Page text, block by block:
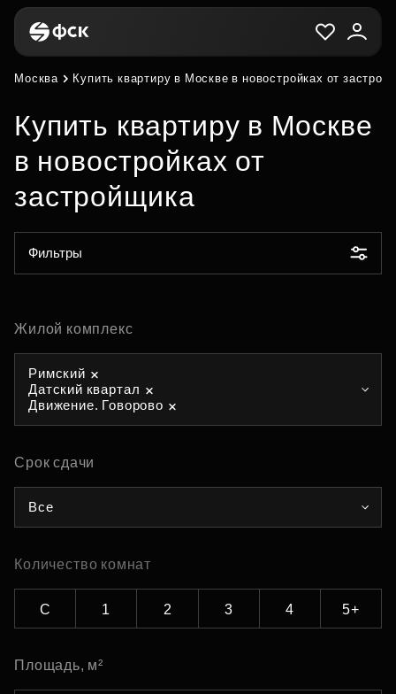
Москва Купить квартиру в Москве в новостройках от
Купить квартиру в Москве
в новостройках от
застройщика
Фильтры
Жилой комплекс
Римский
Датский квартал
Движение. Говорово
Срок сдачи
Все
Количество комнат
С 1 2 3 4 5+
Площадь, м²